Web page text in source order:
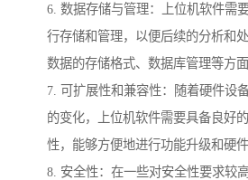
6. 数据存储与管理：上位机软件需
行存储和管理，以便后续的分析和
数据的存储格式、数据库管理等方面
7. 可扩展性和兼容性：随着硬件设
的变化，上位机软件需要具备良好
性，能够方便地进行功能升级和硬件
8. 安全性：在一些对安全性要求较